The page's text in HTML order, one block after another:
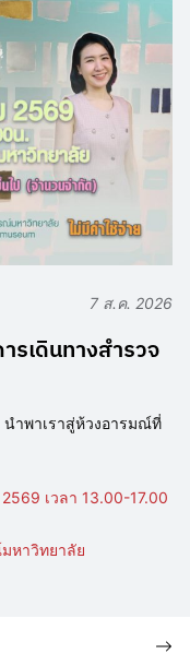
7 ส.ค. 2026
รเดินทางสำรวจ
นำพาเราสู่ห้วงอารมณ์ที่
เวลา 13.00-17.00
หาวิทยาลัย